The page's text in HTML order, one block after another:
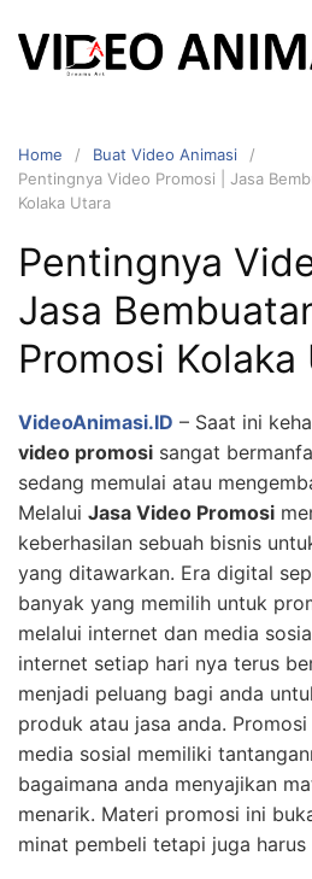
Home
Buat Video Animasi
Pentingnya Video Promosi | Jasa
Kolaka Utara
Pentingnya
Jasa
Promosi Kolaka
VideoAnimasi.ID – Saat ini
video promosi sangat
sedang memulai atau
Melalui Jasa Video Promosi
keberhasilan sebuah bisnis
yang ditawarkan. Era digital
banyak yang memilih untuk
melalui internet dan media
internet setiap hari nya terus
menjadi peluang bagi anda
produk atau jasa anda.
media sosial memiliki
bagaimana anda menyajikan
menarik. Materi promosi ini
minat pembeli tetapi juga harus